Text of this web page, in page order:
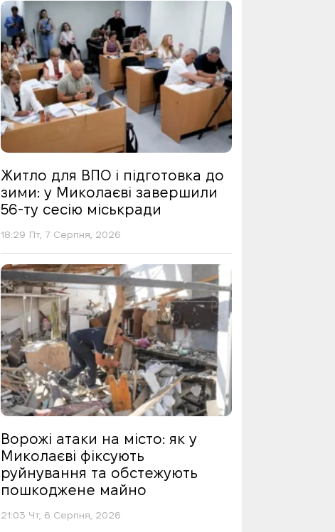
Житло для ВПО і підготовка до
зими: у Миколаєві завершили
56-ту сесію міськради
18:29 Пт, 7 Серпня, 2026
Ворожі атаки на місто: як у
Миколаєві фіксують
руйнування та обстежують
пошкоджене майно
21:03 Чт, 6 Серпня, 2026